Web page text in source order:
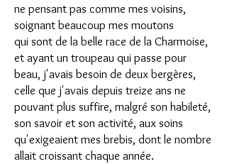
ne pensant pas comme mes voisins,
soignant beaucoup mes moutons
qui sont de la belle race de la Charmoise,
et ayant un troupeau qui passe pour
beau, j'avais besoin de deux bergères,
celle que j'avais depuis treize ans ne
pouvant plus suffire, malgré son habileté,
son savoir et son activité, aux soins
qu'exigeaient mes brebis, dont le nombre
allait croissant chaque année.